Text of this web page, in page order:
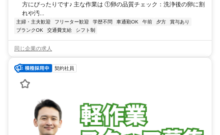
方にぴったりです♪ 主な作業は ①卵の品質チェック：洗浄後の卵に割
れや汚...
主婦・主夫歓迎 フリーター歓迎 学歴不問 車通勤OK 午前 夕方
賞与あり
ブランクOK
交通費支給 シフト制
同じ企業の求人
契約社員